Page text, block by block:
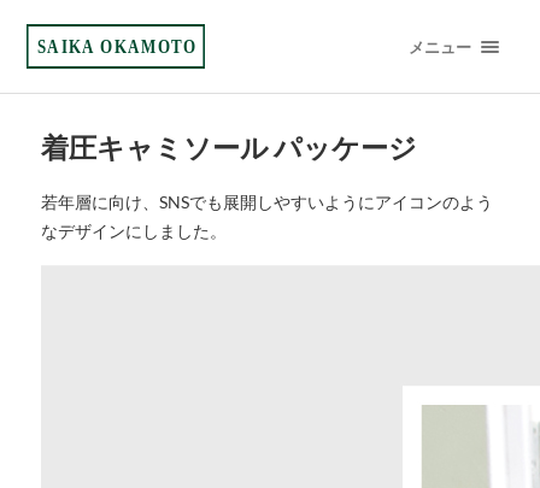
SAIKA OKAMOTO メニュー
着圧キャミソール パッケージ
若年層に向け、SNSでも展開しやすいようにアイコンのよう
なデザインにしました。